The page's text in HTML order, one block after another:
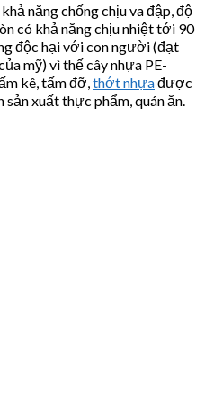
năng chống chịu va đập, độ
có khả năng chịu nhiệt tới 90
độc hại với con người (đạt
mỹ) vì thế cây nhựa PE-
kê, tấm đỡ,thớt nhựađược
xuất thực phẩm, quán ăn.